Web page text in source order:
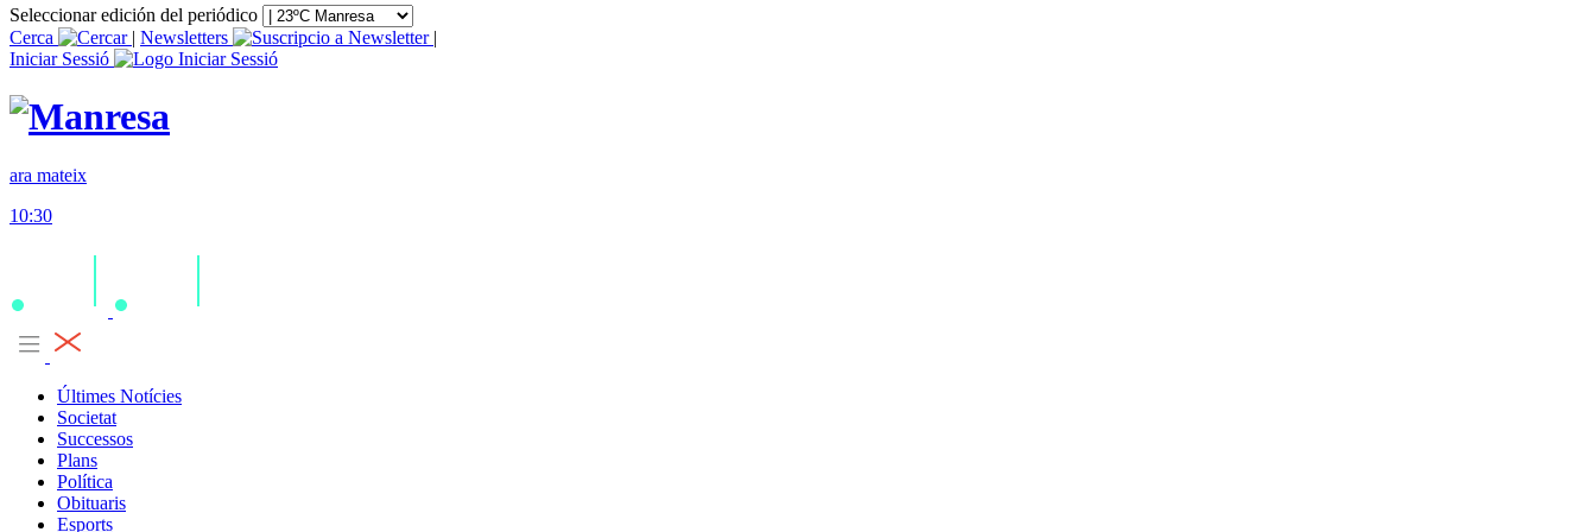
Seleccionar edición del periódico
Cerca
| Newsletters
|
Iniciar Sessió
ara mateix
10:30
Últimes Notícies
Societat
Successos
Plans
Política
Obituaris
Esports